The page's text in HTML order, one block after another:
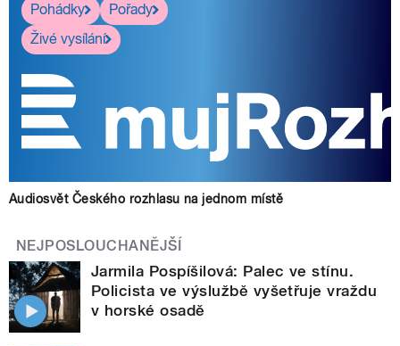
Pohádky
Pořady
Živé vysílání
Audiosvět Českého rozhlasu na jednom místě
NEJPOSLOUCHANĚJŠÍ
Jarmila Pospíšilová: Palec ve stínu.
Policista ve výslužbě vyšetřuje vraždu
v horské osadě